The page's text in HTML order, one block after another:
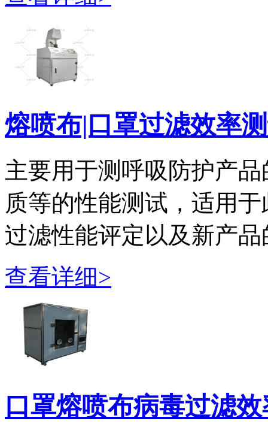
熔喷布|口罩过滤效率
主要用于测呼吸防护产
质等的性能测试，适用
过滤性能评定以及新产
查看详细>
口罩熔喷布病毒过滤